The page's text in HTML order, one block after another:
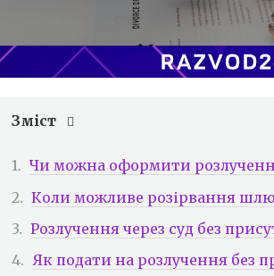
Зміст
Чи можна оформити
Коли можливе розірвання
Розлучення через суд без
Як подати на розлучення без